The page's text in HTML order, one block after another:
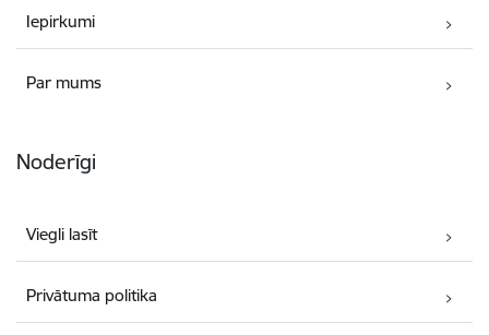
Iepirkumi
Par mums
Noderīgi
Viegli lasīt
Privātuma politika